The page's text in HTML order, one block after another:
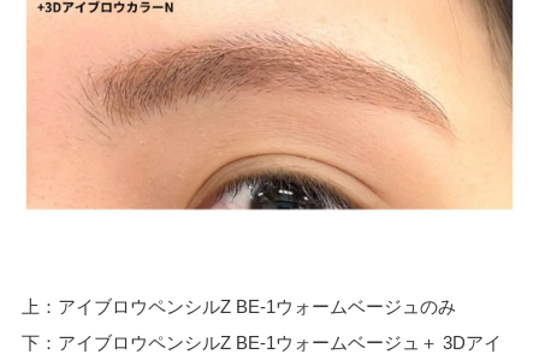
上：アイブロウペンシルZ BE-1ウォームベージュのみ
下：アイブロウペンシルZ BE-1ウォームベージュ＋ 3Dアイ